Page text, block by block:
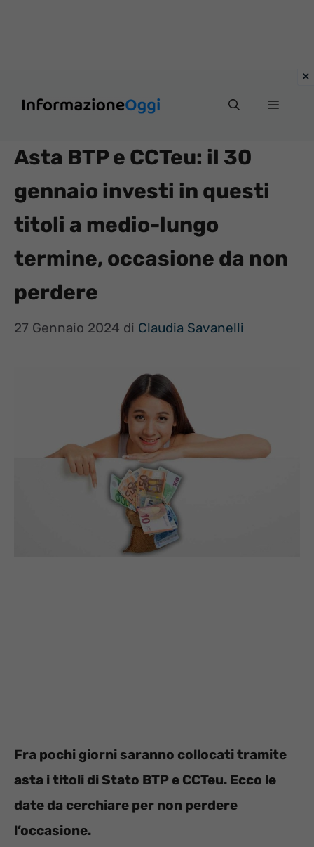
Menu
Asta BTP e CCTeu: il 30
gennaio investi in questi
titoli a medio-lungo
termine, occasione da non
perdere
27 Gennaio 2024 di Claudia Savanelli
Fra pochi giorni saranno collocati tramite
asta i titoli di Stato BTP e CCTeu. Ecco le
date da cerchiare per non perdere
l’occasione.